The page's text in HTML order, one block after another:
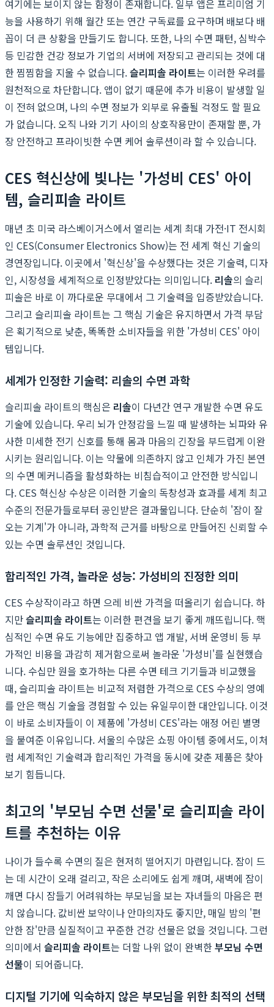
여기에는 보이지 않는 함정이 존재합니다. 일부 앱은 프리미엄 기
능을 사용하기 위해 월간 또는 연간 구독료를 요구하며 배보다 배
꼽이 더 큰 상황을 만들기도 합니다. 또한, 나의 수면 패턴, 심박수
등 민감한 건강 정보가 기업의 서버에 저장되고 관리되는 것에 대
한 찜찜함을 지울 수 없습니다.슬리피솔 라이트는 이러한 우려를
원천적으로 차단합니다. 앱이 없기 때문에 추가 비용이 발생할 일
이 전혀 없으며, 나의 수면 정보가 외부로 유출될 걱정도 할 필요
가 없습니다. 오직 나와 기기 사이의 상호작용만이 존재할 뿐, 가
장 안전하고 프라이빗한 수면 케어 솔루션이라 할 수 있습니다.
CES 혁신상에 빛나는 '가성비 CES' 아이
템, 슬리피솔 라이트
매년 초 미국 라스베이거스에서 열리는 세계 최대 가전·IT 전시회
인 CES(Consumer Electronics Show)는 전 세계 혁신 기술의
경연장입니다. 이곳에서 '혁신상'을 수상했다는 것은 기술력, 디자
인, 시장성을 세계적으로 인정받았다는 의미입니다. 리솔의 슬리
피솔은 바로 이 까다로운 무대에서 그 기술력을 입증받았습니다.
그리고 슬리피솔 라이트는 그 핵심 기술은 유지하면서 가격 부담
은 획기적으로 낮춘, 똑똑한 소비자들을 위한 '가성비 CES' 아이
템입니다.
세계가 인정한 기술력: 리솔의 수면 과학
슬리피솔 라이트의 핵심은 리솔이 다년간 연구 개발한 수면 유도
기술에 있습니다. 우리 뇌가 안정감을 느낄 때 발생하는 뇌파와 유
사한 미세한 전기 신호를 통해 몸과 마음의 긴장을 부드럽게 이완
시키는 원리입니다. 이는 약물에 의존하지 않고 인체가 가진 본연
의 수면 메커니즘을 활성화하는 비침습적이고 안전한 방식입니
다. CES 혁신상 수상은 이러한 기술의 독창성과 효과를 세계 최고
수준의 전문가들로부터 공인받은 결과물입니다. 단순히 '잠이 잘
오는 기계'가 아니라, 과학적 근거를 바탕으로 만들어진 신뢰할 수
있는 수면 솔루션인 것입니다.
합리적인 가격, 놀라운 성능: 가성비의 진정한 의미
CES 수상작이라고 하면 으레 비싼 가격을 떠올리기 쉽습니다. 하
지만슬리피솔 라이트는 이러한 편견을 보기 좋게 깨뜨립니다. 핵
심적인 수면 유도 기능에만 집중하고 앱 개발, 서버 운영비 등 부
가적인 비용을 과감히 제거함으로써 놀라운 '가성비'를 실현했습
니다. 수십만 원을 호가하는 다른 수면 테크 기기들과 비교했을
때, 슬리피솔 라이트는 비교적 저렴한 가격으로 CES 수상의 영예
를 안은 핵심 기술을 경험할 수 있는 유일무이한 대안입니다. 이것
이 바로 소비자들이 이 제품에 '가성비 CES'라는 애정 어린 별명
을 붙여준 이유입니다. 서울의 수많은 쇼핑 아이템 중에서도, 이처
럼 세계적인 기술력과 합리적인 가격을 동시에 갖춘 제품은 찾아
보기 힘듭니다.
최고의 '부모님 수면 선물'로 슬리피솔 라이
트를 추천하는 이유
나이가 들수록 수면의 질은 현저히 떨어지기 마련입니다. 잠이 드
는 데 시간이 오래 걸리고, 작은 소리에도 쉽게 깨며, 새벽에 잠이
깨면 다시 잠들기 어려워하는 부모님을 보는 자녀들의 마음은 편
치 않습니다. 값비싼 보약이나 안마의자도 좋지만, 매일 밤의 '편
안한 잠'만큼 실질적이고 꾸준한 건강 선물은 없을 것입니다. 그런
의미에서 슬리피솔 라이트는 더할 나위 없이 완벽한부모님 수면
선물이 되어줍니다.
디지털 기기에 익숙하지 않은 부모님을 위한 최적의 선택